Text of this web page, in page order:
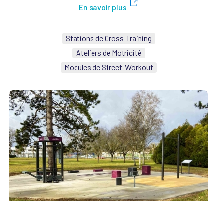
En savoir plus
Stations de Cross-Training
Ateliers de Motricité
Modules de Street-Workout